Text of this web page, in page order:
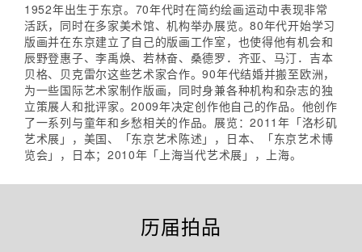
1952年出生于东京。70年代时在简约绘画运动中表现非常
活跃，同时在多家美术馆、机构举办展览。80年代开始学习
版画并在东京建立了自己的版画工作室，也使得他有机会和
辰野登惠子、李禹焕、若林奋、桑德罗．齐亚、马汀．吉本
贝格、贝克雷尔这些艺术家合作。90年代结婚并搬至欧洲，
为一些国际艺术家制作版画，同时身兼各种机构和杂志的独
立策展人和批评家。2009年决定创作他自己的作品。他创作
了一系列与童年和乡愁相关的作品。展览：2011年「洛杉矶
艺术展」，美国、「东京艺术陈述」，日本、「东京艺术博
览会」，日本；2010年「上海当代艺术展」，上海。
历届拍品